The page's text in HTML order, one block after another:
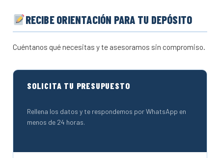
RECIBE ORIENTACIÓN PARA TU DEPÓSITO
Cuéntanos qué necesitas y te asesoramos sin compromiso.
SOLICITA TU PRESUPUESTO
Rellena los datos y te respondemos por WhatsApp en
menos de 24 horas.